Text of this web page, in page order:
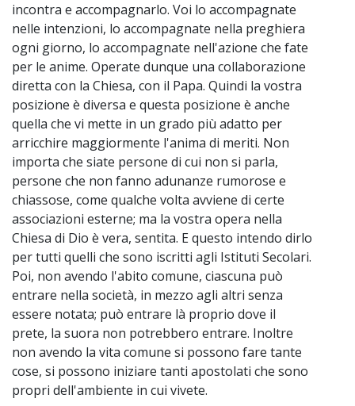
incontra e accompagnarlo. Voi lo accompagnate
nelle intenzioni, lo accompagnate nella preghiera
ogni giorno, lo accompagnate nell'azione che fate
per le anime. Operate dunque una collaborazione
diretta con la Chiesa, con il Papa. Quindi la vostra
posizione è diversa e questa posizione è anche
quella che vi mette in un grado più adatto per
arricchire maggiormente l'anima di meriti. Non
importa che siate persone di cui non si parla,
persone che non fanno adunanze rumorose e
chiassose, come qualche volta avviene di certe
associazioni esterne; ma la vostra opera nella
Chiesa di Dio è vera, sentita. E questo intendo dirlo
per tutti quelli che sono iscritti agli Istituti Secolari.
Poi, non avendo l'abito comune, ciascuna può
entrare nella società, in mezzo agli altri senza
essere notata; può entrare là proprio dove il
prete, la suora non potrebbero entrare. Inoltre
non avendo la vita comune si possono fare tante
cose, si possono iniziare tanti apostolati che sono
propri dell'ambiente in cui vivete.